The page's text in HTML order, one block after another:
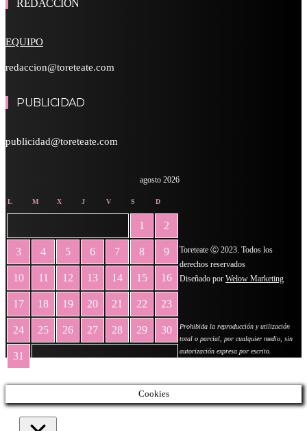
REDACCIÓN
EQUIPO
redaccion@toreteate.com
PUBLICIDAD
publicidad@toreteate.com
agosto 2026
L M X J V S D
1 2
3 4 5 6 7 8 9
10 11 12 13 14 15 16
17 18 19 20 21 22 23
24 25 26 27 28 29 30
31
Toreteate Ⓒ 2023. Todos los
derechos reservados
Diseñado por Welow Marketing
Prohibida la reproducción y utilización
total o parcial, por cualquier medio, sin
autorización expresa por escrito.
Cookies